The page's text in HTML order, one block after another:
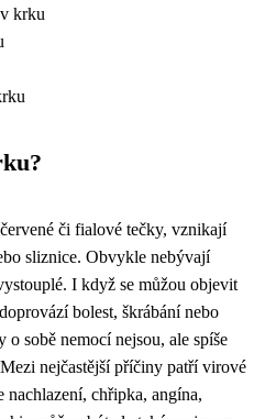
krku
či fialové tečky, vznikají
sliznice. Obvykle nebývají
I když se můžou objevit
bolest, škrábání nebo
sobě nemocí nejsou, ale spíše
nejčastější příčiny patří virové
chřipka, angína,